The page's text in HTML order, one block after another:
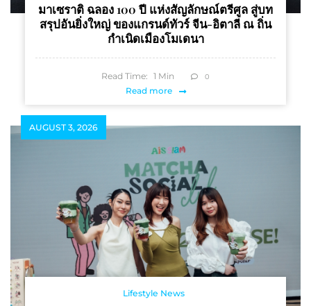
มาเซราติ ฉลอง 100 ปี แห่งสัญลักษณ์ตรีศูล สู่บท
สรุปอันยิ่งใหญ่ ของแกรนด์ทัวร์ จีน-อิตาลี ณ ถิ่น
กำเนิดเมืองโมเดนา
Read Time: 1 Min 0
Read more
AUGUST 3, 2026
Lifestyle News